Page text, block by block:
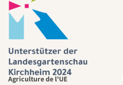
Agriculture de l'UE